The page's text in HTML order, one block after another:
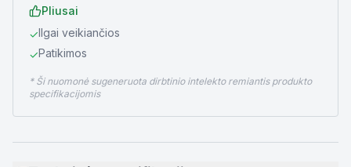
Pliusai
✓Ilgai veikiančios
✓Patikimos
* Ši nuomonė sugeneruota dirbtinio intelekto remiantis produkto
specifikacijomis